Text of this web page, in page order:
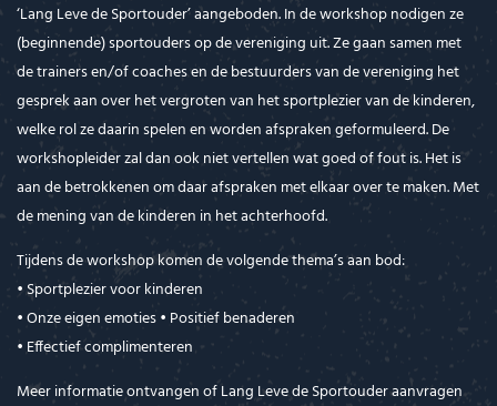
‘Lang Leve de Sportouder’ aangeboden. In de workshop nodigen ze
(beginnende) sportouders op de vereniging uit. Ze gaan samen met
de trainers en/of coaches en de bestuurders van de vereniging het
gesprek aan over het vergroten van het sportplezier van de kinderen,
welke rol ze daarin spelen en worden afspraken geformuleerd. De
workshopleider zal dan ook niet vertellen wat goed of fout is. Het is
aan de betrokkenen om daar afspraken met elkaar over te maken. Met
de mening van de kinderen in het achterhoofd.
Tijdens de workshop komen de volgende thema’s aan bod:
• Sportplezier voor kinderen
• Onze eigen emoties • Positief benaderen
• Effectief complimenteren
Meer informatie ontvangen of Lang Leve de Sportouder aanvragen